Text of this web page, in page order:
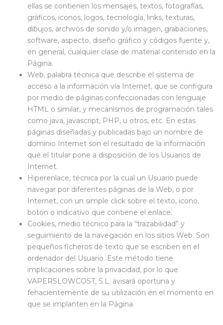
ellas se contienen los mensajes, textos, fotografías,
gráficos, iconos, logos, tecnología, links, texturas,
dibujos, archivos de sonido y/o imagen, grabaciones,
software, aspecto, diseño gráfico y códigos fuente y,
en general, cualquier clase de material contenido en la
Página.
Web, palabra técnica que describe el sistema de
acceso a la información vía Internet, que se configura
por medio de páginas confeccionadas con lenguaje
HTML o similar, y mecanismos de programación tales
como java, javascript, PHP, u otros, etc. En estas
páginas diseñadas y publicadas bajo un nombre de
dominio Internet son el resultado de la información
que el titular pone a disposición de los Usuarios de
Internet.
Hiperenlace, técnica por la cual un Usuario puede
navegar por diferentes páginas de la Web, o por
Internet, con un simple click sobre el texto, icono,
botón o indicativo que contiene el enlace.
Cookies, medio técnico para la “trazabilidad” y
seguimiento de la navegación en los sitios Web. Son
pequeños ficheros de texto que se escriben en el
ordenador del Usuario. Este método tiene
implicaciones sobre la privacidad, por lo que
VAPERSLOWCOST, S.L. avisará oportuna y
fehacientemente de su utilización en el momento en
que se implanten en la Página.